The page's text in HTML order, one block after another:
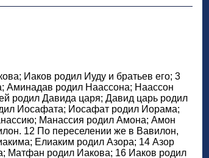
Иаков родил Иуду и братьев его; 3
Аминадав родил Наассона; Наассон
родил Давида царя; Давид царь родил
Иосафата; Иосафат родил Иорама;
Манассия родил Амона; Амон
12 По переселении же в Вавилон,
Елиаким родил Азора; 14 Азор
Матфан родил Иакова; 16 Иаков родил